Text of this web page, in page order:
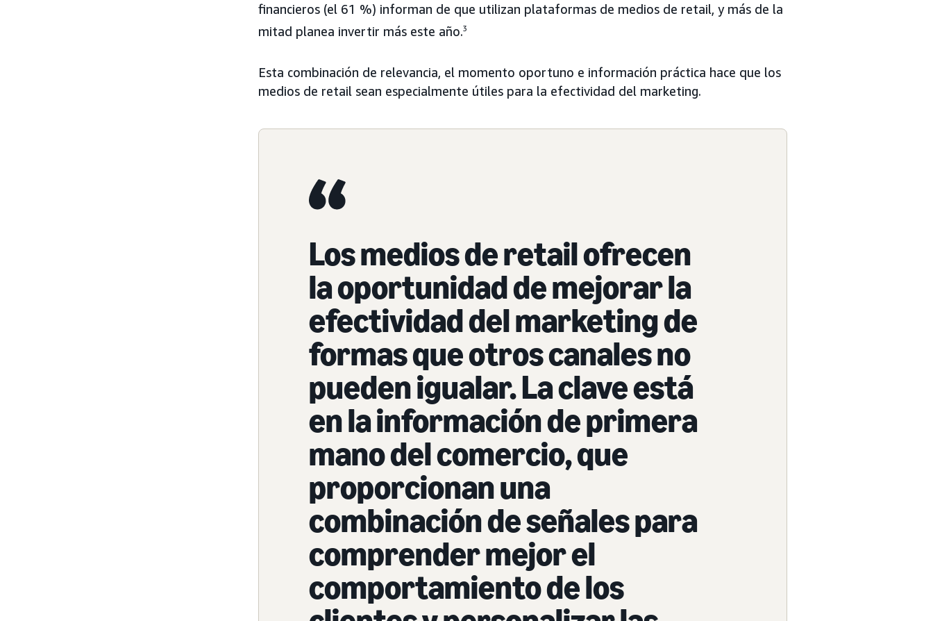
financieros (el 61 %) informan de que utilizan plataformas de medios de retail, y más de la
mitad planea invertir más este año.3
Esta combinación de relevancia, el momento oportuno e información práctica hace que los
medios de retail sean especialmente útiles para la efectividad del marketing.
Los medios de retail ofrecen
la oportunidad de mejorar la
efectividad del marketing de
formas que otros canales no
pueden igualar. La clave está
en la información de primera
mano del comercio, que
proporcionan una
combinación de señales para
comprender mejor el
comportamiento de los